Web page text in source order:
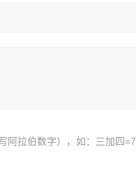
阿拉伯数字），如：三加四=7